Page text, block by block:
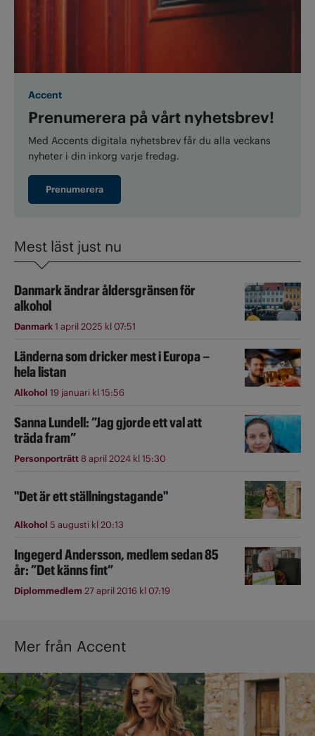
Accent
Prenumerera på vårt nyhetsbrev!
Med Accents digitala nyhetsbrev får du alla veckans
nyheter i din inkorg varje fredag.
Prenumerera
Mest läst just nu
Danmark ändrar åldersgränsen för
alkohol
Danmark1 april 2025 kl 07:51
Länderna som dricker mest i Europa –
hela listan
Alkohol 19 januari kl 15:56
Sanna Lundell: ”Jag gjorde ett val att
träda fram”
Personporträtt8 april 2024 kl 15:30
"Det är ett ställningstagande"
Alkohol 5 augusti kl 20:13
Ingegerd Andersson, medlem sedan 85
år: ”Det känns fint”
Diplommedlem27 april 2016 kl 07:19
Mer från Accent